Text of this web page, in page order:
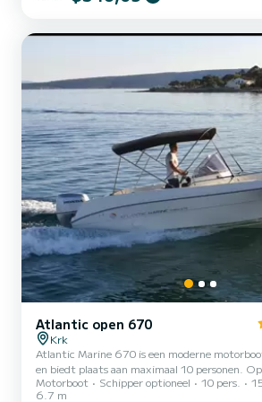
grootste eiland in Kroatië, gelegen in de
Atlantic open 670
Krk
Atlantic Marine 670 is een moderne
en biedt plaats aan maximaal 10 personen.
Biminitop, zwemtrap, USB-slots, GPS,
met Bluetooth & AUX-connectiviteit en
Motorboot Schipper optioneel 10 pers.
6.7 m